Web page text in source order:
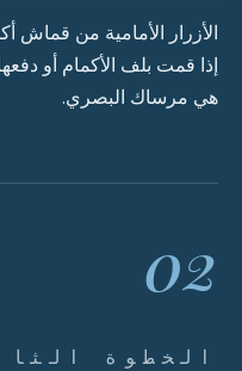
الأزرار الأمامية من قماش
إذا قمت بلف الأكمام أو
هي مرساك البصري.
02
الخطوة